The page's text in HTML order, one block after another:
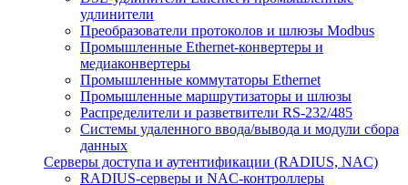
удлинители
Преобразователи протоколов и шлюзы Modbus
Промышленные Ethernet-конвертеры и
медиаконвертеры
Промышленные коммутаторы Ethernet
Промышленные маршрутизаторы и шлюзы
Распределители и разветвители RS-232/485
Системы удаленного ввода/вывода и модули сбора
данных
Серверы доступа и аутентификации (RADIUS, NAC)
RADIUS-серверы и NAC-контроллеры